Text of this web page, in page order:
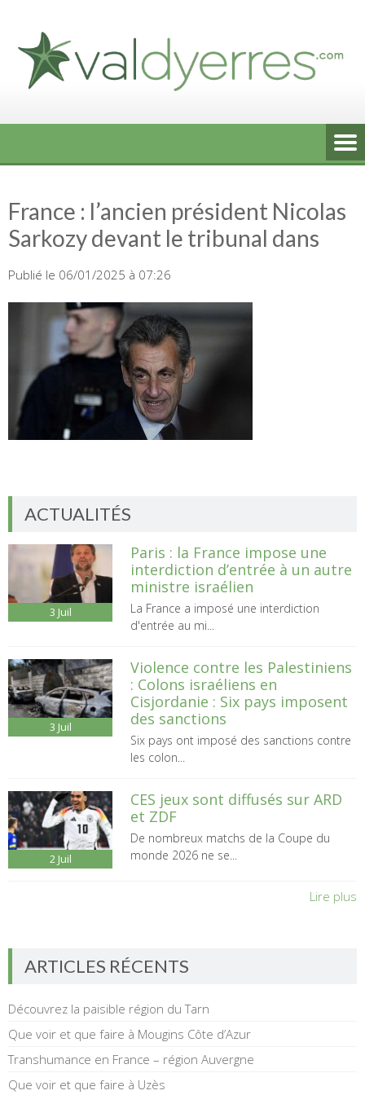
content
France : l’ancien président Nicolas
Sarkozy devant le tribunal dans
Publié le 06/01/2025 à 07:26
ACTUALITÉS
3 Juil
Paris : la France impose une
interdiction d’entrée à un autre
ministre israélien
La France a imposé une interdiction
d'entrée au mi...
3 Juil
Violence contre les Palestiniens
: Colons israéliens en
Cisjordanie : Six pays imposent
des sanctions
Six pays ont imposé des sanctions contre
les colon...
2 Juil
CES jeux sont diffusés sur ARD
et ZDF
De nombreux matchs de la Coupe du
monde 2026 ne se...
Lire plus
ARTICLES RÉCENTS
Découvrez la paisible région du Tarn
Que voir et que faire à Mougins Côte d’Azur
Transhumance en France – région Auvergne
Que voir et que faire à Uzès